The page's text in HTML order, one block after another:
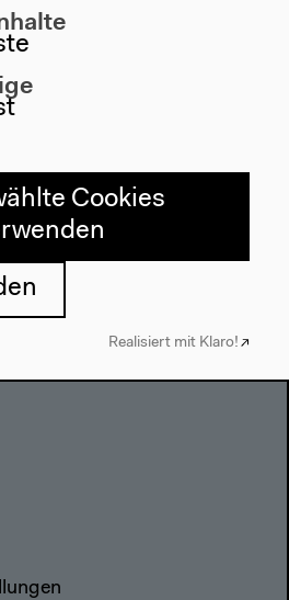
HKW
Cookies
Realisiert mit Klaro!